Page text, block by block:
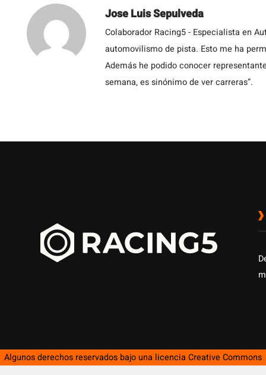
Jose Luis Sepulveda
Colaborador Racing5 - Especialista en
automovilismo de pista. Esto me ha
Además he podido conocer
semana, es sinónimo de ver carreras”.
Algunos derechos reservados bajo una licencia Creative Commons